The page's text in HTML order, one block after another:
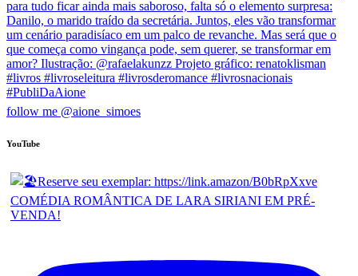
follow me @aione_simoes
YouTube
COMÉDIA ROMÂNTICA DE LARA SIRIANI EM PRÉ-
VENDA!